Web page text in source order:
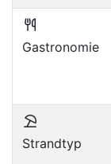
Gastronomie
Strandtyp